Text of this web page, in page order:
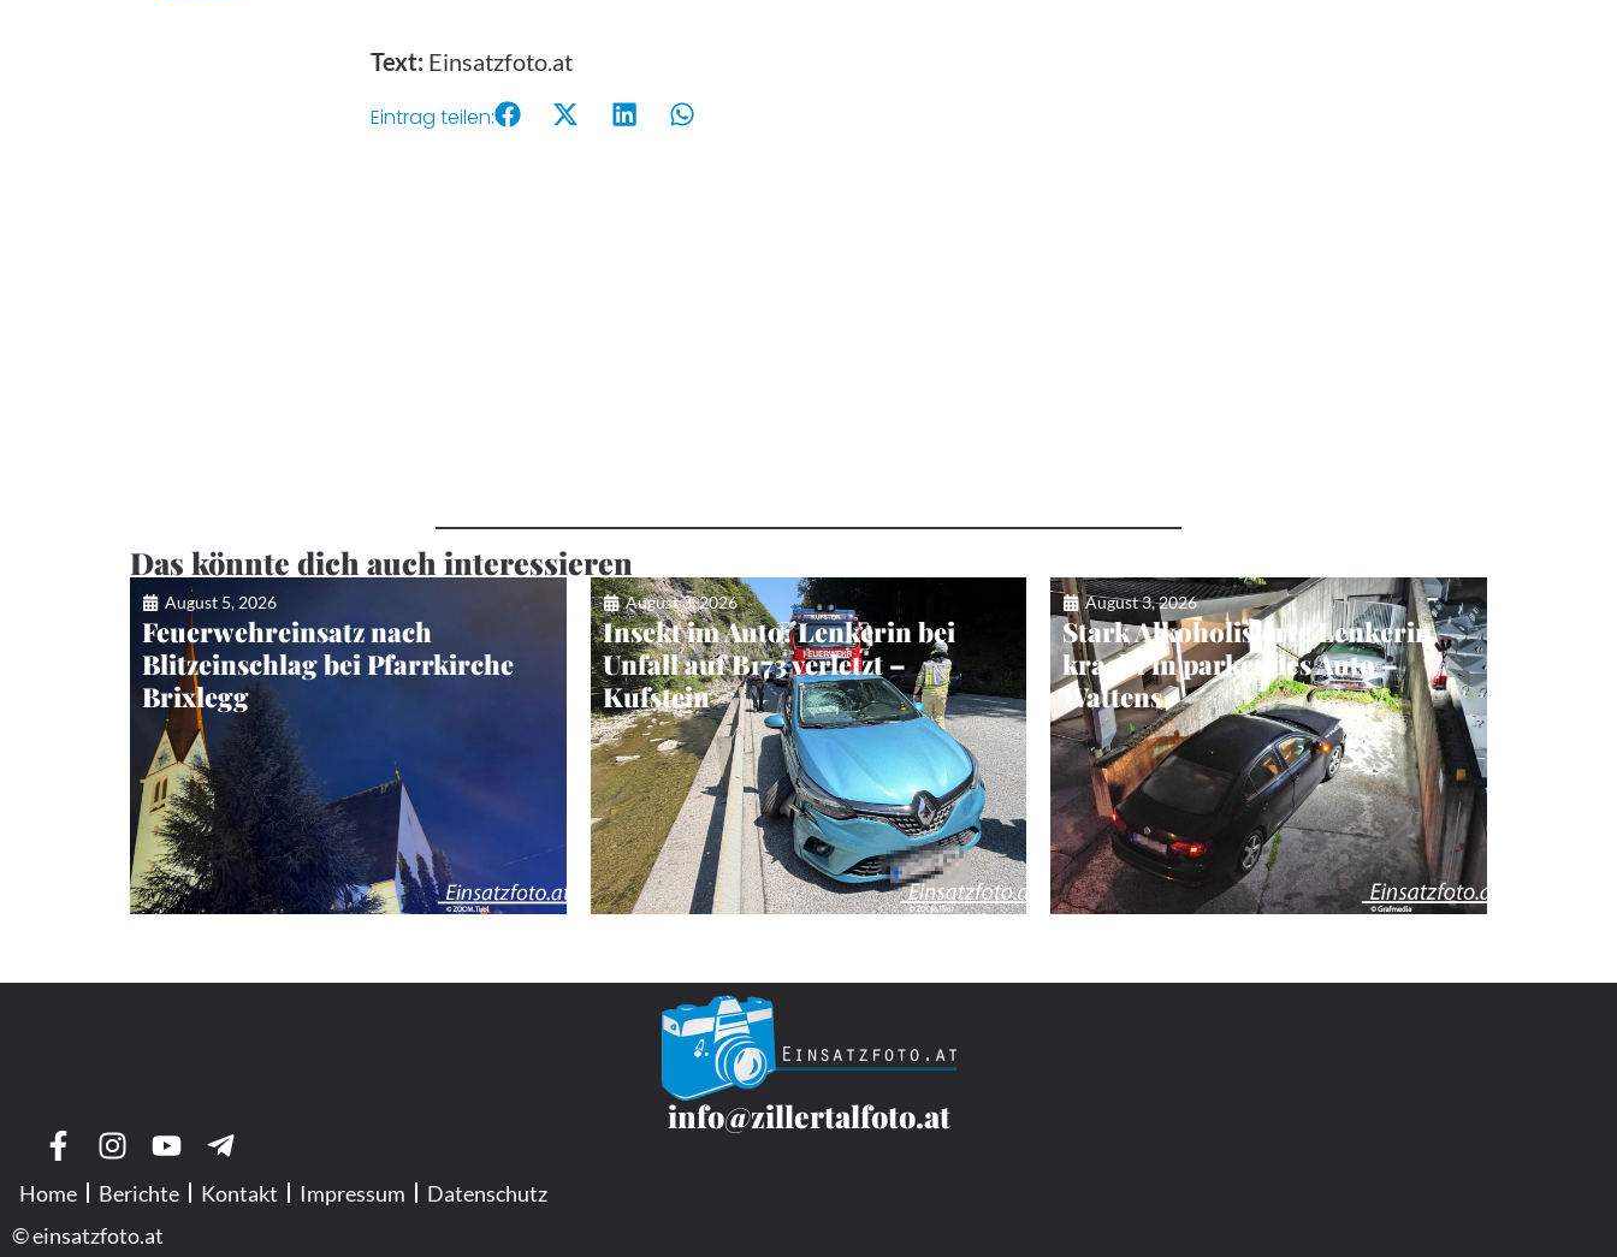
Text: Einsatzfoto.at
Eintrag teilen:
Das könnte dich auch interessieren
August 5, 2026
Feuerwehreinsatz nach
Blitzeinschlag bei Pfarrkirche
Brixlegg
August 3, 2026
Insekt im Auto: Lenkerin bei
Unfall auf B173 verletzt –
Kufstein
August 3, 2026
Stark Alkoholisierte Lenkerin
kracht in parkendes Auto –
Wattens
info@zillertalfoto.at
Home Berichte Kontakt Impressum
Datenschutz
© einsatzfoto.at